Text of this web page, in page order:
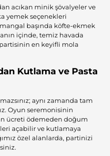
acıkan minik şövalyeler ve
yemek seçenekleri
başında köfte-ekmek
içinde, temiz havada
en keyifli mola
Kutlama ve Pasta
aynı zamanda tam
Oyun seremonisinin
ücreti ödemeden doğum
açabilir ve kutlamaya
özel alanlarda, partinizi